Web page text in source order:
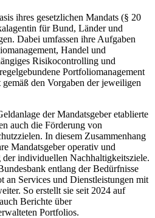
ihres gesetzlichen Mandats (§ 20
für Bund, Länder und
Dabei umfassen ihre Aufgaben
Handel und
Risikocontrolling und
regelgebundene Portfoliomanagement
den Vorgaben der jeweiligen
der Mandatsgeber etablierte
auch die Förderung von
In diesem Zusammenhang
Mandatsgeber operativ und
individuellen Nachhaltigkeitsziele.
entlang der Bedürfnisse
an Services und Dienstleistungen mit
So erstellt sie seit 2024 auf
Berichte über
Portfolios.